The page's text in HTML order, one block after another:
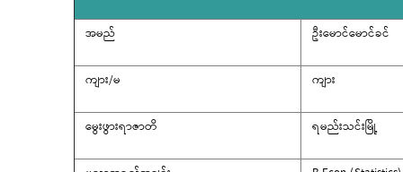
အမည် ဦးမောင်မောင်ခင်
ကျား/မ ကျား
မွေးဖွားရာဇာတိ ရမည်းသင်းမြို့